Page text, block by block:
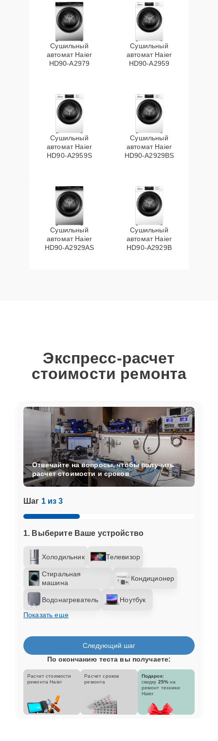
Сушильный
автомат Haier
HD90-A2979
Сушильный
автомат Haier
HD90-A2959
Сушильный
автомат Haier
HD90-A2959S
Сушильный
автомат Haier
HD90-A2929BS
Сушильный
автомат Haier
HD90-A2929AS
Сушильный
автомат Haier
HD90-A2929B
Экспресс-расчет
стоимости ремонта
Шаг 1 из 3
1. Выберите Ваше устройство
Холодильник Телевизор
Стиральная
машина
Кондиционер
Водонагреватель
Ноутбук
Показать еще
Отвечайте на вопросы, чтобы получить
расчет стоимости и сроков
Следующий шаг
По окончанию теста вы получаете:
Расчет стоимости
ремонта Haier
Расчет сроков
ремонта
Подарок:
скидку 25% на
ремонт техники
Haier